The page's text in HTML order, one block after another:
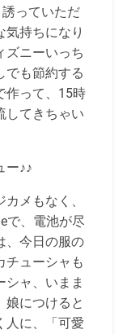
っていただ
気持ちになり
ズニーいっち
でも節約する
作って、15時
してきちゃい
ー♪♪
メもなく、
で、電池が尽
、今日の服の
チューシャも
ャ、いまま
娘につけると
に、「可愛